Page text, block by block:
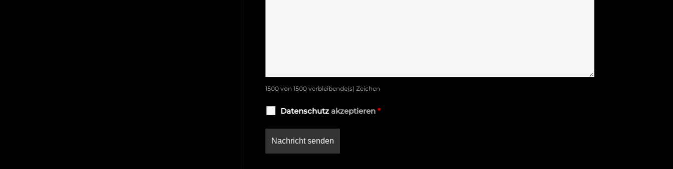
1500 von 1500 verbleibende(s) Zeichen
Datenschutz akzeptieren*